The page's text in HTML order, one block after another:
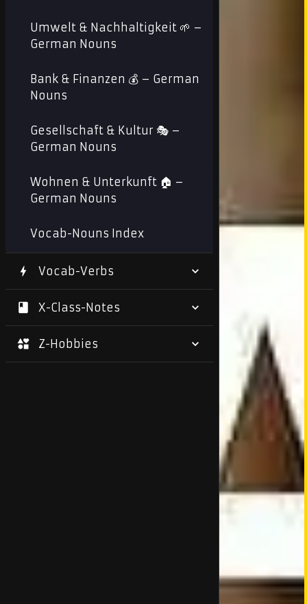
Umwelt & Nachhaltigkeit 🌱 –
German Nouns
Bank & Finanzen 💰 – German
Nouns
Gesellschaft & Kultur 🎭 –
German Nouns
Wohnen & Unterkunft 🏠 –
German Nouns
Vocab-Nouns Index
Vocab-Verbs
X-Class-Notes
Z-Hobbies